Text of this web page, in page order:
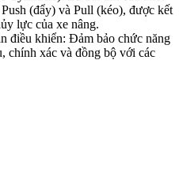
(đẩy) và Pull (kéo), được kết
lực của xe nâng.
điều khiển: Đảm bảo chức năng
chính xác và đồng bộ với các